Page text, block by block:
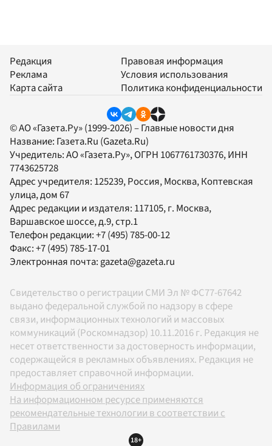
Редакция
Реклама
Карта сайта
Правовая информация
Условия использования
Политика конфиденциальности
© АО «Газета.Ру» (1999-2026) – Главные новости дня
Название: Газета.Ru (Gazeta.Ru)
Учредитель:АО «Газета.Ру», ОГРН 1067761730376, ИНН
7743625728
Адрес учредителя: 125239, Россия, Москва, Коптевская
улица, дом 67
Адрес редакции и издателя: 117105, г. Москва,
Варшавское шоссе, д.9, стр.1
Телефон редакции:+7 (495) 785-00-12
Факс:+7 (495) 785-17-01
Электронная почта:gazeta@gazeta.ru
Свидетельство о регистрации СМИ Эл № ФС77-67642
выдано федеральной службой по надзору в сфере
связи, информационных технологий и массовых
коммуникаций (Роскомнадзор) 10.11.2016 г. Редакция не
несет ответственности за достоверность информации,
содержащейся в рекламных объявлениях. Редакция не
предоставляет справочной информации.
Информация об ограничениях
На информационном ресурсе применяются
рекомендательные технологии в соответствии с
Правилами
18+